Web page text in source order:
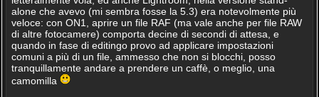
alone che avevo (mi sembra fosse la 5.3) era notevolmente più
veloce: con ON1, aprire un file RAF (ma vale anche per file RAW
di altre fotocamere) comporta decine di secondi di attesa, e
quando in fase di editingo provo ad applicare impostazioni
comuni a più di un file, ammesso che non si blocchi, posso
tranquillamente andare a prendere un caffè, o meglio, una
camomilla